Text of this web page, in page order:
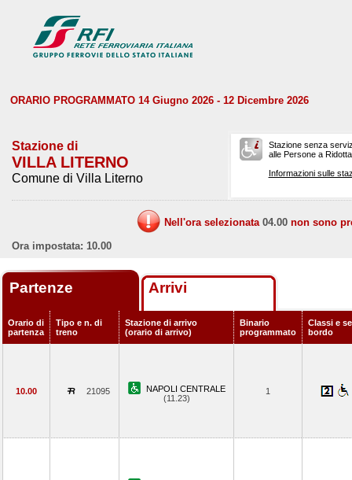
ORARIO PROGRAMMATO 14 Giugno 2026 - 12 Dicembre 2026
Stazione di
VILLA LITERNO
Comune di Villa Literno
Stazione senza
alle Persone a
Informazioni sulle
Nell'ora selezionata 04.00 non sono
Ora impostata: 10.00
Partenze Arrivi
Orario di
partenza
Tipo e n. di
treno
Stazione di arrivo
(orario di arrivo)
Binario
programmato
Classi e
bordo
10.00 21095
NAPOLI CENTRALE
(11.23)
1